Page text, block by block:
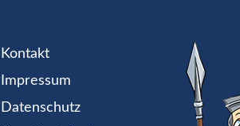
Kontakt
Impressum
Datenschutz